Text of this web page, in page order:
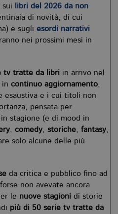
sui
libri del 2026 da non
di novità, di cui
e sugli esordi narrativi
nei prossimi mesi in
tv tratte da libri in arrivo nel
in continuo aggiornamento,
esaustiva e i cui titoli non
pensata per
stagione (e di mood in
, comedy, storiche, fantasy,
solo alcune delle più
da critica e pubblico fino ad
non avevate ancora
le nuove stagioni di storie
più di 50 serie tv tratte da